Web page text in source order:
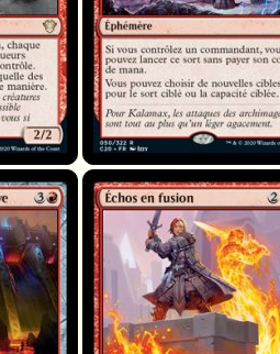
Échos en fusion